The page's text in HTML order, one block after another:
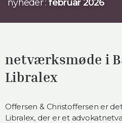
nyheder : februar 2026
netværksmøde i
Libralex
Offersen & Christoffersen er
Libralex, der er et